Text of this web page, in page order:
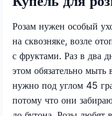
Розам нужен особый
на сквозняке, возле
с фруктами. Раз в два
этом обязательно мыть
нужно под углом 45
потому что они